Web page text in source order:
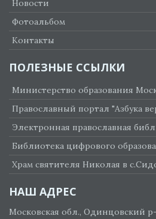
Новости
Фотоальбом
Контакты
ПОЛЕЗНЫЕ ССЫЛКИ
Министерство образования
Православный портал "Азбука
Электронная православная
Библиотека цифрового
Храм святителя Николая в
НАШ АДРЕС
Московская обл., Одинцовский